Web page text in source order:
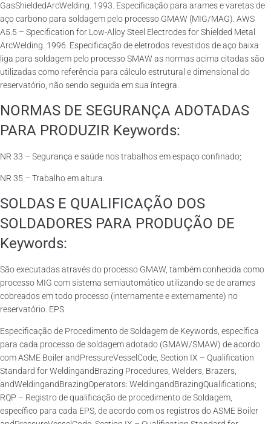
GasShieldedArcWelding. 1993. Especificação para arames e varetas de
aço carbono para soldagem pelo processo GMAW (MIG/MAG). AWS
A5.5 – Specification for Low-Alloy Steel Electrodes for Shielded Metal
ArcWelding. 1996. Especificação de eletrodos revestidos de aço baixa
liga para soldagem pelo processo SMAW as normas acima citadas são
utilizadas como referência para cálculo estrutural e dimensional do
reservatório, não sendo seguida em sua íntegra.
NORMAS DE SEGURANÇA ADOTADAS
PARA PRODUZIR Keywords:
NR 33 – Segurança e saúde nos trabalhos em espaço confinado;
NR 35 – Trabalho em altura.
SOLDAS E QUALIFICAÇÃO DOS
SOLDADORES PARA PRODUÇÃO DE
Keywords:
São executadas através do processo GMAW, também conhecida como
processo MIG com sistema semiautomático utilizando-se de arames
cobreados em todo processo (internamente e externamente) no
reservatório. EPS
Especificação de Procedimento de Soldagem de Keywords, específica
para cada processo de soldagem adotado (GMAW/SMAW) de acordo
com ASME Boiler andPressureVesselCode, Section IX – Qualification
Standard for WeldingandBrazing Procedures, Welders, Brazers,
andWeldingandBrazingOperators: WeldingandBrazingQualifications;
RQP – Registro de qualificação de procedimento de Soldagem,
específico para cada EPS, de acordo com os registros do ASME Boiler